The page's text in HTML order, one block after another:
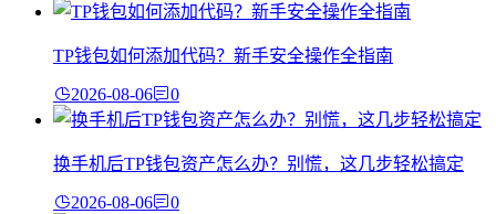
TP钱包如何添加代码？新手安全操作全指南
2026-08-06 0
换手机后TP钱包资产怎么办？别慌，这几步轻松搞定
2026-08-06 0